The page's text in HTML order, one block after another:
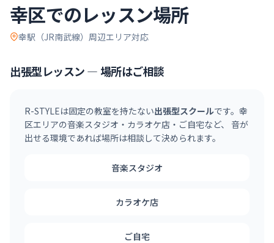
幸区でのレッスン場所
幸駅（JR南武線） 周辺エリア対応
出張型レッスン — 場所はご相談
R-STYLEは固定の教室を持たない出張型スクールです。 幸
区エリアの音楽スタジオ・カラオケ店・ご自宅など、 音が
出せる環境であれば場所は相談して決められます。
音楽スタジオ
カラオケ店
ご自宅